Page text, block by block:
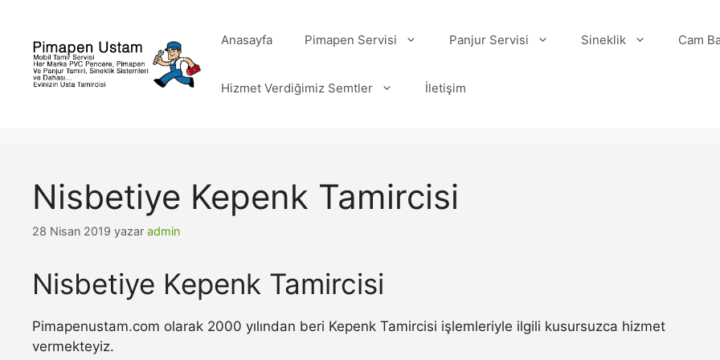
Anasayfa Pimapen Servisi Panjur Servisi Sineklik Cam
Hizmet Verdiğimiz Semtler İletişim
Nisbetiye Kepenk Tamircisi
28 Nisan 2019 yazar admin
Nisbetiye Kepenk Tamircisi
Pimapenustam.com olarak 2000 yılından beri Kepenk Tamircisi işlemleriyle ilgili kusursuzca hizmet
vermekteyiz.